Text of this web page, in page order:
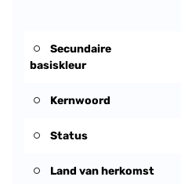
Secundaire
basiskleur
Kernwoord
Status
Land van herkomst